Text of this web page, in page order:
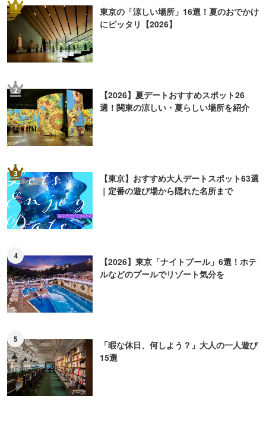
1
東京の「涼しい場所」16選！夏のおでかけ
にピッタリ【2026】
2
【2026】夏デートおすすめスポット26
選！関東の涼しい・夏らしい場所を紹介
3
【東京】おすすめ大人デートスポット63選
｜定番の遊び場から隠れた名所まで
4
【2026】東京「ナイトプール」6選！ホテ
ルなどのプールでリゾート気分を
5
「暇な休日、何しよう？」大人の一人遊び
15選